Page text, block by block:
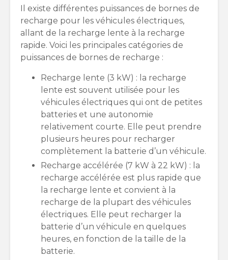
Il existe différentes puissances de bornes de
recharge pour les véhicules électriques,
allant de la recharge lente à la recharge
rapide. Voici les principales catégories de
puissances de bornes de recharge :
Recharge lente (3 kW) : la recharge
lente est souvent utilisée pour les
véhicules électriques qui ont de petites
batteries et une autonomie
relativement courte. Elle peut prendre
plusieurs heures pour recharger
complètement la batterie d’un véhicule.
Recharge accélérée (7 kW à 22 kW) : la
recharge accélérée est plus rapide que
la recharge lente et convient à la
recharge de la plupart des véhicules
électriques. Elle peut recharger la
batterie d’un véhicule en quelques
heures, en fonction de la taille de la
batterie.